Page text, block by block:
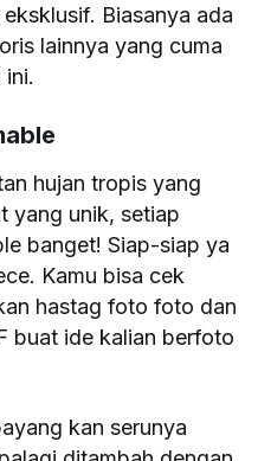
Biasanya ada
lainnya yang cuma
hujan tropis yang
yang unik, setiap
banget! Siap-siap ya
Kamu bisa cek
hastag foto foto dan
buat ide kalian berfoto
kan serunya